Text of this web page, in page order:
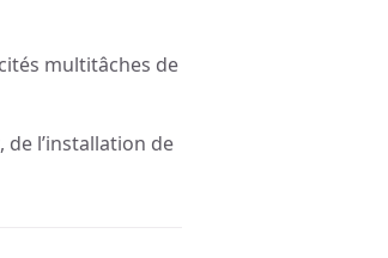
multitâches de
l’installation de